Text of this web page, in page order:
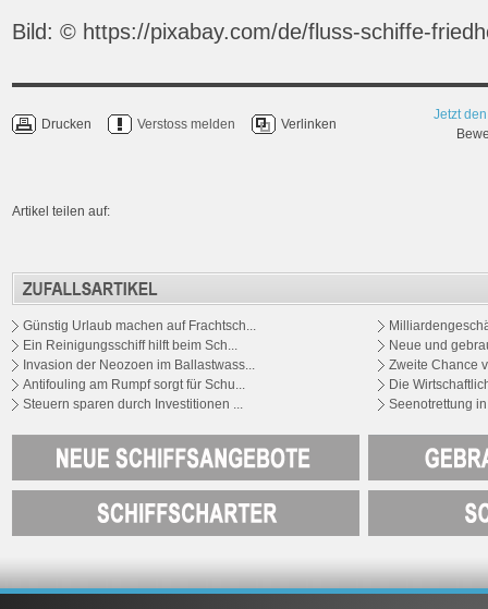
Bild: © https://pixabay.com/de/fluss-schiffe-
Drucken Verstoss melden Verlinken
Jetzt
Artikel teilen auf:
Günstig Urlaub machen auf Frachtsch...
Ein Reinigungsschiff hilft beim Sch...
Neue und
Invasion der Neozoen im Ballastwass...
Zweite Chance
Antifouling am Rumpf sorgt für Schu...
Die
Steuern sparen durch Investitionen ...
Seenotrettung